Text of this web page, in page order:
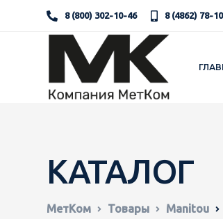
8 (800) 302-10-46 8 (4862) 78-
КАТАЛОГ
МетКом Товары Manitou